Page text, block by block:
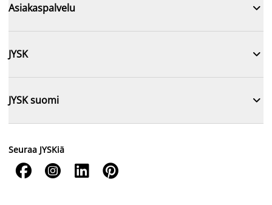
Asiakaspalvelu 
JYSK 
JYSK suomi 
Seuraa JYSKiä
   